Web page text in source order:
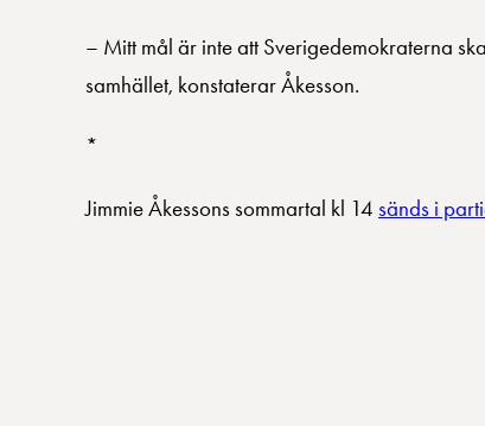
– Mitt mål är inte att Sverigedemokraterna
samhället, konstaterar Åkesson.
*
Jimmie Åkessons sommartal kl 14 sänds i